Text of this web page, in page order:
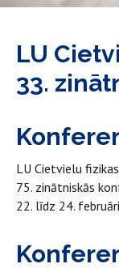
LU
33.
LU Cietvielu
75. zinātniskās
22. līdz 24.